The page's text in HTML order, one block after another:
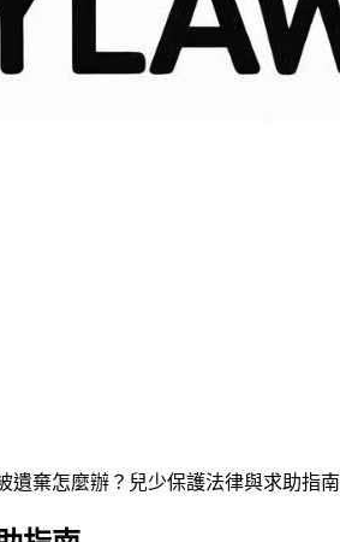
遺棄怎麼辦？兒少保護法律與求助指南